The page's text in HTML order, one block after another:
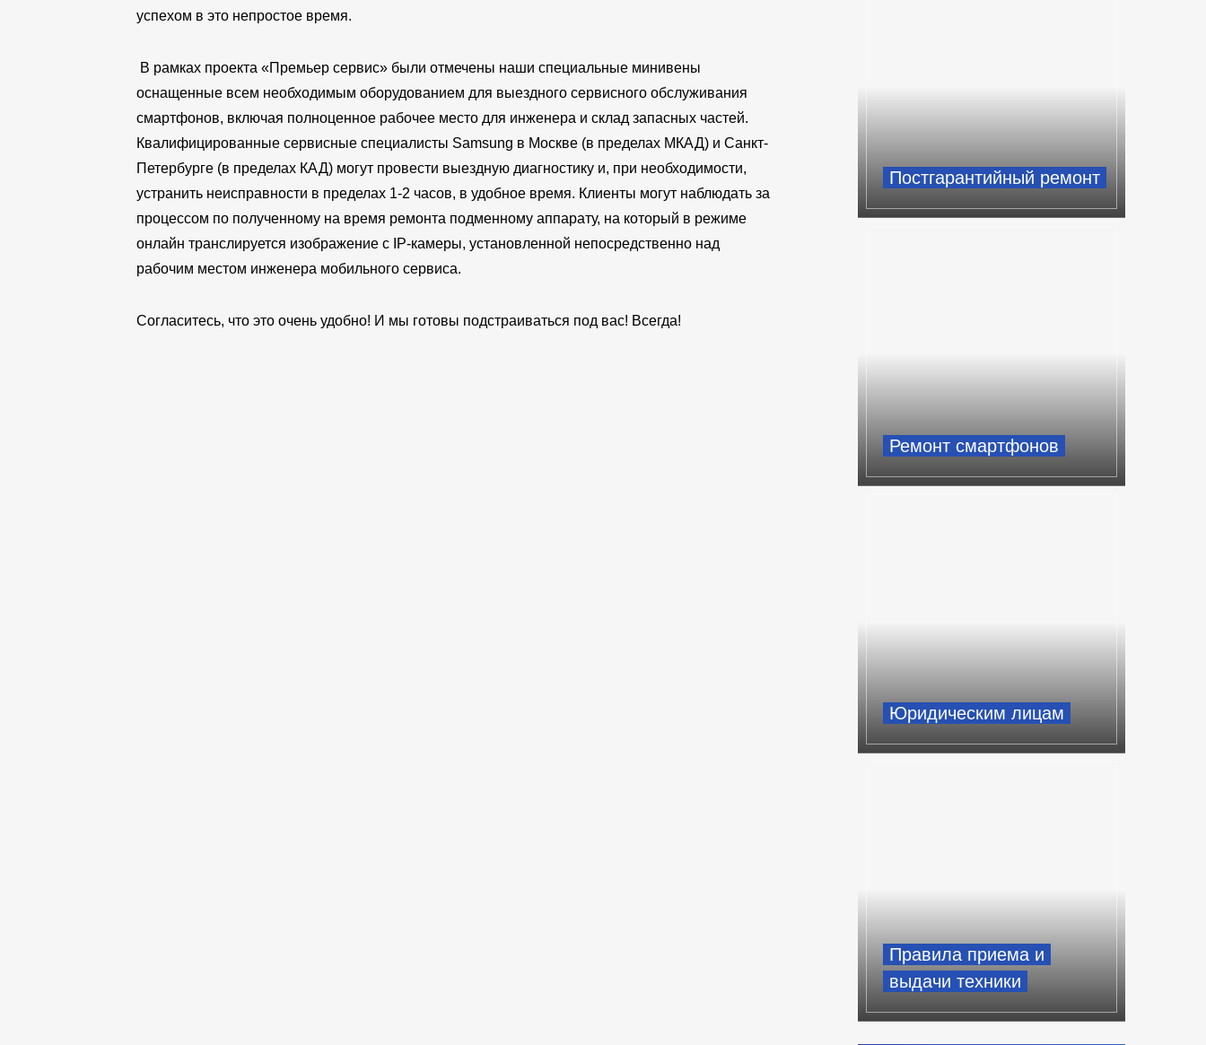
успехом в это непростое время.
В рамках проекта «Премьер сервис» были отмечены наши специальные минивены
оснащенные всем необходимым оборудованием для выездного сервисного обслуживания
смартфонов, включая полноценное рабочее место для инженера и склад запасных частей.
Квалифицированные сервисные специалисты Samsung в Москве (в пределах MКАД) и Санкт-
Петербурге (в пределах КАД) могут провести выездную диагностику и, при необходимости,
устранить неисправности в пределах 1-2 часов, в удобное время. Клиенты могут наблюдать за
процессом по полученному на время ремонта подменному аппарату, на который в режиме
онлайн транслируется изображение с IP-камеры, установленной непосредственно над
рабочим местом инженера мобильного сервиса.
Согласитесь, что это очень удобно! И мы готовы подстраиваться под вас! Всегда!
Постгарантийный ремонт
Ремонт смартфонов
Юридическим лицам
Правила приема и
выдачи техники